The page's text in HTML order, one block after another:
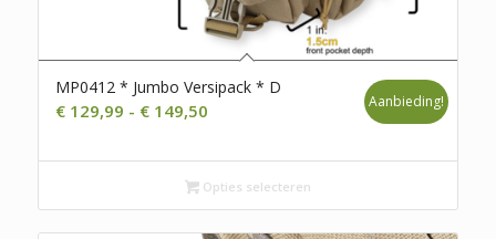
MP0412 * Jumbo Versipack * D
€129,99 - €149,50Prijsklasse:
tot
€ 149,50
Aanbieding!
Opties selecteren